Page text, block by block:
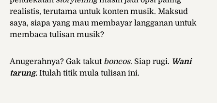
realistis, terutama untuk konten musik. Maksud
saya, siapa yang mau membayar langganan untuk
membaca tulisan musik?
Anugerahnya? Gak takut boncos. Siap rugi. Wani
tarung. Itulah titik mula tulisan ini.